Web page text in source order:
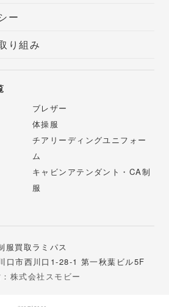
ー
り組み
ブレザー
体操服
チアリーディングユニフォー
ム
キャビンアテンダント・CA制
服
服買取ラミパス
口市西川口1-28-1 第一秋葉ビル5F
株式会社スモビー